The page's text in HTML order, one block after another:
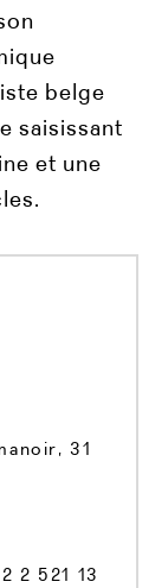
belge
saisissant
et une
31
2 521 13